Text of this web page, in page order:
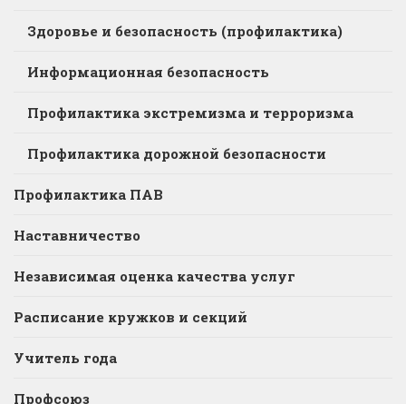
Здоровье и безопасность (профилактика)
Информационная безопасность
Профилактика экстремизма и терроризма
Профилактика дорожной безопасности
Профилактика ПАВ
Наставничество
Независимая оценка качества услуг
Расписание кружков и секций
Учитель года
Профсоюз